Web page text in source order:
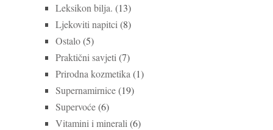
Leksikon bilja. (13)
Ljekoviti napitci (8)
Ostalo(5)
Praktični savjeti (7)
Prirodna kozmetika (1)
Supernamirnice(19)
Supervoće(6)
Vitamini i minerali (6)